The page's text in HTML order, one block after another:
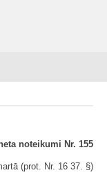
noteikumi Nr. 155
(prot. Nr. 16 37. §)